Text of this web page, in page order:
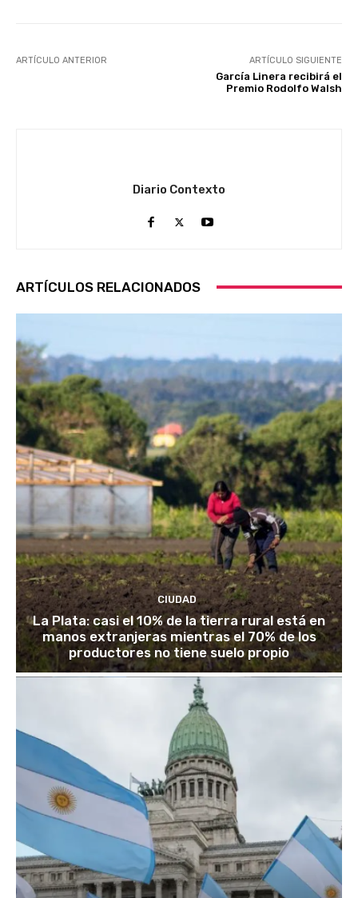
ARTÍCULO ANTERIOR ARTÍCULO SIGUIENTE
García Linera recibirá el
Premio Rodolfo Walsh
Diario Contexto
ARTÍCULOS RELACIONADOS
CIUDAD
La Plata: casi el 10% de la tierra rural está en
manos extranjeras mientras el 70% de los
productores no tiene suelo propio